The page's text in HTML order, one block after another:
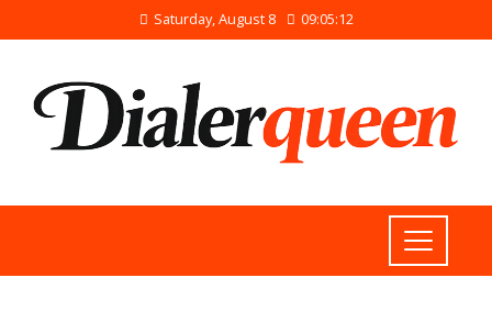
Saturday, August 8 09:05:12